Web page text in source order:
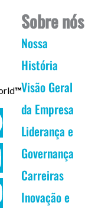
™
Sobre nós
Nossa
História
Visão Geral
da Empresa
Liderança e
Governança
Carreiras
Inovação e